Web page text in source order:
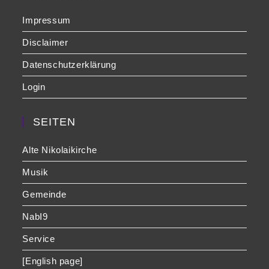
Impressum
Disclaimer
Datenschutzerklärung
Login
SEITEN
Alte Nikolaikirche
Musik
Gemeinde
NabI9
Service
[English page]